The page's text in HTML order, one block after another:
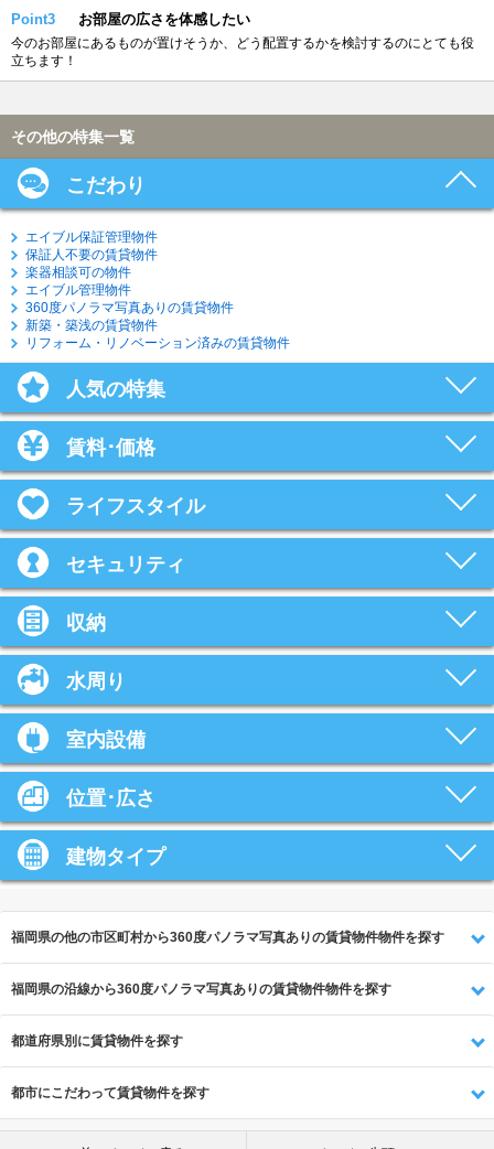
Point3 お部屋の広さを体感したい
今のお部屋にあるものが置けそうか、どう配置するかを検討するのにとても役
立ちます！
その他の特集一覧
こだわり
エイブル保証管理物件
保証人不要の賃貸物件
楽器相談可の物件
エイブル管理物件
360度パノラマ写真ありの賃貸物件
新築・築浅の賃貸物件
リフォーム・リノベーション済みの賃貸物件
人気の特集
賃料･価格
ライフスタイル
セキュリティ
収納
水周り
室内設備
位置･広さ
建物タイプ
福岡県の他の市区町村から360度パノラマ写真ありの賃貸物件物件を探す
福岡県の沿線から360度パノラマ写真ありの賃貸物件物件を探す
都道府県別に賃貸物件を探す
都市にこだわって賃貸物件を探す